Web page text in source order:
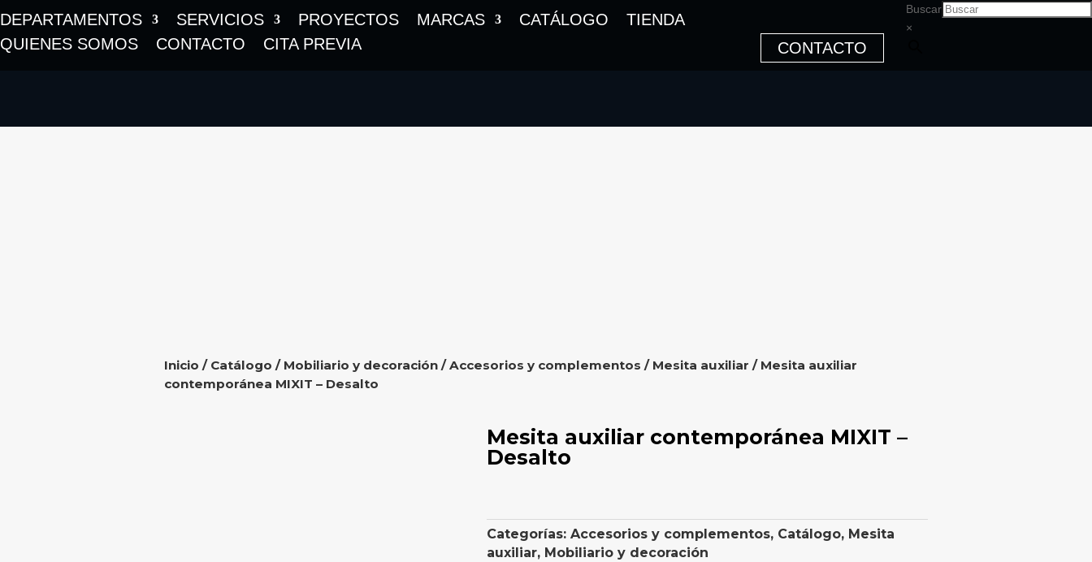
DEPARTAMENTOS SERVICIOS PROYECTOS MARCAS CATÁLOGO
TIENDA
QUIENES SOMOS
CONTACTO CITA PREVIA CONTACTO
Buscar
×
Inicio / Catálogo / Mobiliario y decoración/Accesorios y complementos / Mesita auxiliar / Mesita auxiliar
contemporánea MIXIT – Desalto
Mesita auxiliar contemporánea MIXIT –
Desalto
Categorías: Accesorios y complementos, Catálogo, Mesita
auxiliar, Mobiliario y decoración